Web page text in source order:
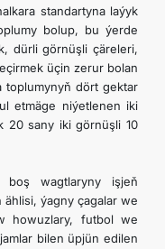
standartyna laýyk
bolup, bu ýerde
dürli görnüşli çäreleri,
üçin zerur bolan
toplumynyň dört gektar
etmäge niýetlenen iki
20 sany iki görnüşli 10
boş wagtlaryny işjeň
ýagny çagalar we
howuzlary, futbol we
bilen üpjün edilen